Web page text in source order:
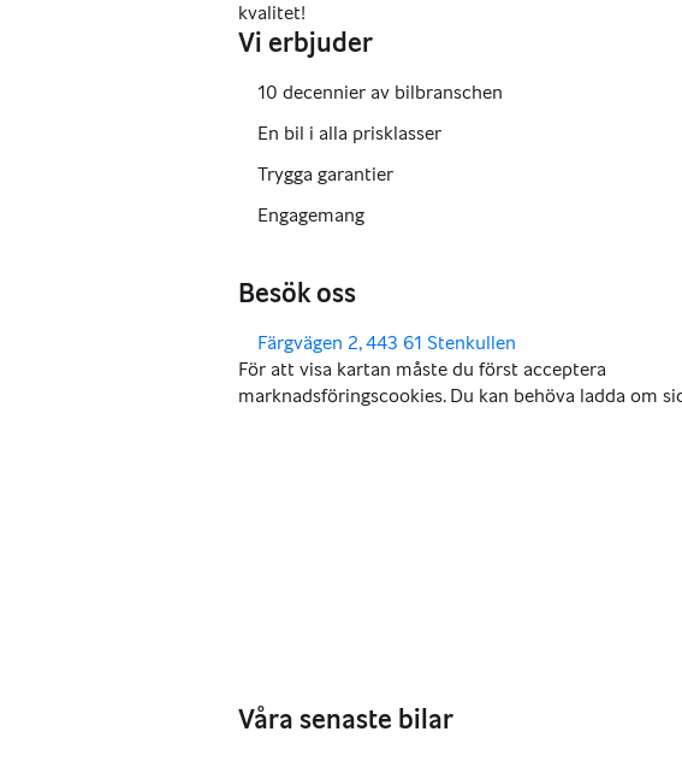
kvalitet!
Vi erbjuder
10 decennier av bilbranschen
En bil i alla prisklasser
Trygga garantier
Engagemang
Besök oss
Färgvägen 2, 443 61 Stenkullen
Våra senaste bilar